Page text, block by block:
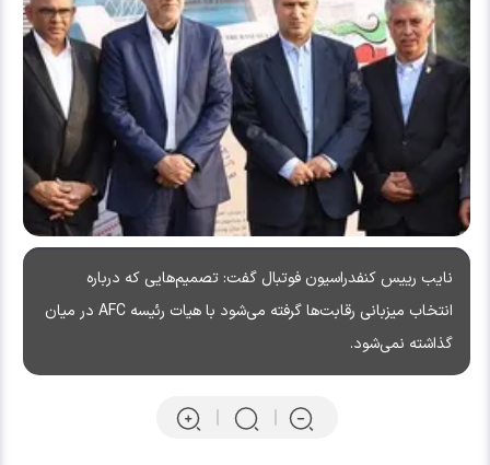
نایب رییس کنفدراسیون فوتبال گفت: تصمیم‌هایی که درباره
انتخاب میزبانی رقابت‌ها گرفته می‌شود با هیات رئیسه AFC در میان
گذاشته نمی‌شود.